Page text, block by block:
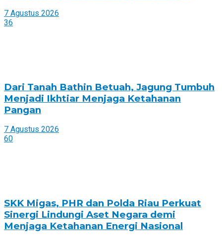
7 Agustus 2026
36
Dari Tanah Bathin Betuah, Jagung Tumbuh
Menjadi Ikhtiar Menjaga Ketahanan
Pangan
7 Agustus 2026
60
SKK Migas, PHR dan Polda Riau Perkuat
Sinergi Lindungi Aset Negara demi
Menjaga Ketahanan Energi Nasional